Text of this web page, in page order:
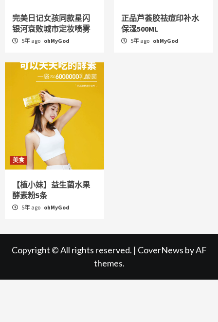
完美日记女孩同款星闪
银河衰败城市定妆喷雾
5年 ago ohMyGod
正品芦荟胶祛痘印补水
保湿500ML
5年 ago ohMyGod
美食
【植小妹】益生菌水果
酵素粉5条
5年 ago ohMyGod
Copyright © All rights reserved. | CoverNews by AF
themes.